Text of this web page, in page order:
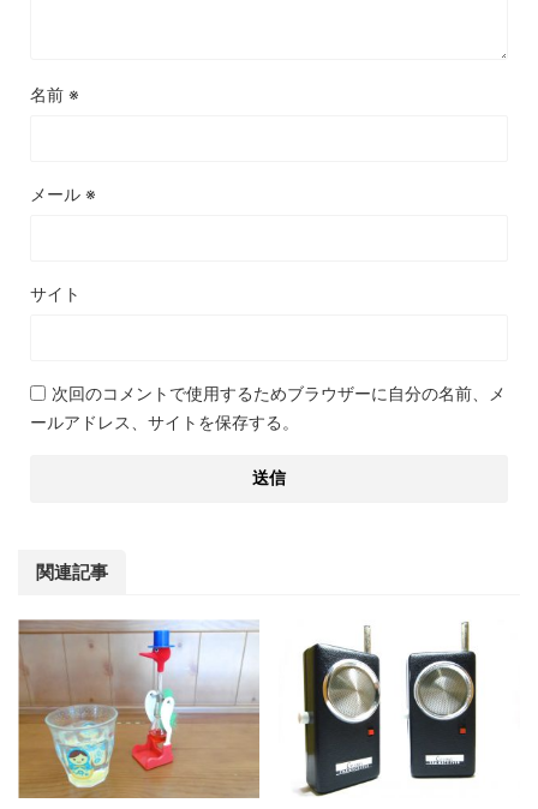
名前 ※
メール ※
サイト
次回のコメントで使用するためブラウザーに自分の名前、メ
ールアドレス、サイトを保存する。
関連記事